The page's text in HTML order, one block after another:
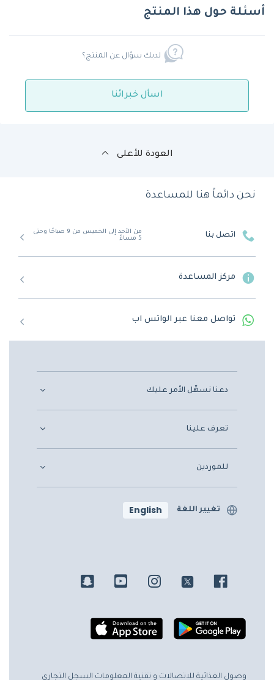
أسئلة حول هذا المنتج
لديك سؤال عن المنتج؟
اسأل خبرائنا
العودة للأعلى
نحن دائماً هنا للمساعدة
اتصل بنا
من الأحد إلى الخميس من 9 صباحًا وحتى
5 مساءً
مركز المساعدة
تواصل معنا عبر الواتس اب
دعنا نسهّل الأمر عليك
تعرف علينا
للموردين
تغيير اللغة English
وصول الغذائية للاتصالات و تقنية المعلومات السجل التجاري